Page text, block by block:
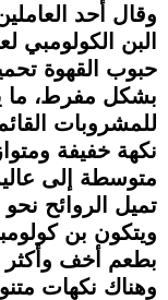
وقال أحد
البن
حبوب القهوة
بشكل مفرط، ما
للمشروبات
نكهة خفيفة
متوسطة إلى
تميل الروائح
ويتكون بن
بطعم أخف وأكثر
وهناك نكهات